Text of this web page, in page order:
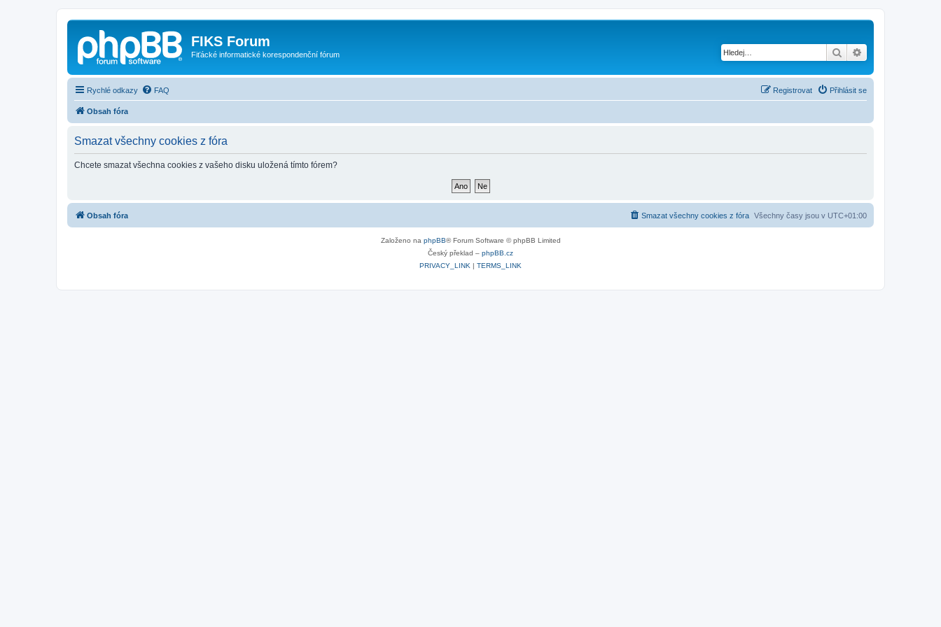
FIKS Forum
Fiťácké informatické korespondenční fórum Hledat
Rychlé odkazy FAQ Přihlásit se
Registrovat
Obsah fóra
Smazat všechny cookies z fóra
Chcete smazat všechna cookies z vašeho disku uložená tímto fórem?
Obsah fóra Všechny časy jsou v UTC+01:00
Smazat všechny cookies z fóra
Založeno na phpBB® Forum Software © phpBB Limited
Český překlad – phpBB.cz
PRIVACY_LINK | TERMS_LINK